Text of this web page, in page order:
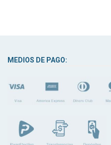
MEDIOS DE PAGO: